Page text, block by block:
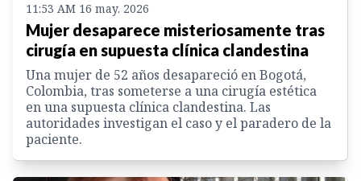
11:53 AM 16 may. 2026
Mujer desaparece misteriosamente tras
cirugía en supuesta clínica clandestina
Una mujer de 52 años desapareció en Bogotá,
Colombia, tras someterse a una cirugía estética
en una supuesta clínica clandestina. Las
autoridades investigan el caso y el paradero de la
paciente.